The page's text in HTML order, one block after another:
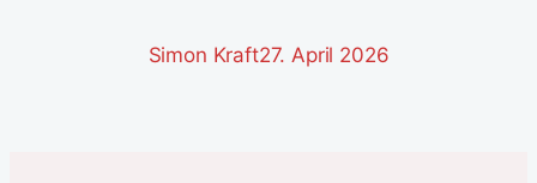
Simon Kraft27. April 2026